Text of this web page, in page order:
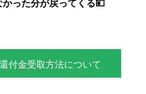
った分が戻ってくる💴
還付金受取方法について